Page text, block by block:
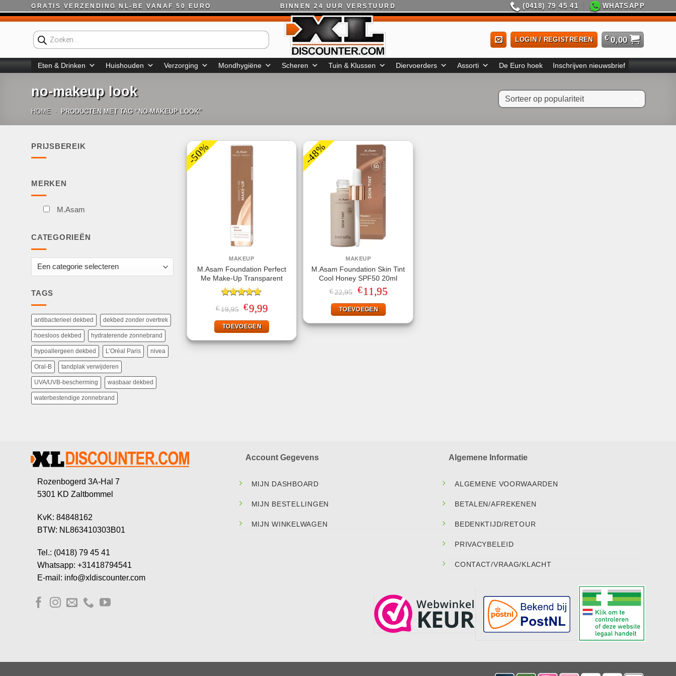
naar
GRATIS VERZENDING NL-BE VANAF 50 EURO BINNEN 24 UUR VERSTUURD (0418) 79 45 41 WHATSAPP
Producten
zoeken
LOGIN / REGISTREREN € 0,00
Eten & Drinken Huishouden Verzorging Mondhygiëne Scheren Tuin & Klussen Diervoerders Assorti De Euro hoek Inschrijven nieuwsbrief
no-makeup look
HOME - PRODUCTEN MET TAG “NO-MAKEUP LOOK”
PRIJSBEREIK
MERKEN
M.Asam
CATEGORIEËN
TAGS
antibacterieel dekbed dekbed zonder overtrek
hoesloos dekbed hydraterende zonnebrand
hypoallergeen dekbed L’Oréal Paris nivea
Oral-B tandplak verwijderen
UVA/UVB-bescherming wasbaar dekbed
waterbestendige zonnebrand
-50%
MAKEUP
M.Asam Foundation Perfect
Me Make-Up Transparent
Gewaardeerd
4.67uit 5
€19,95 Oorspronkelijke
prijs
was:
€19,95.
€9,99Huidige
prijs
is:
€9,99.
TOEVOEGEN
-48%
MAKEUP
M.Asam Foundation Skin Tint
Cool Honey SPF50 20ml
€22,95
Oorspronkelijke
prijs
was:
€22,95.
€ 11,95Huidige
prijs
is:
TOEVOEGEN
Rozenbogerd 3A-Hal 7
5301 KD Zaltbommel
KvK: 84848162
BTW: NL863410303B01
Tel.: (0418) 79 45 41
Whatsapp: +31418794541
E-mail: info@xldiscounter.com
Account Gegevens
MIJN DASHBOARD
MIJN BESTELLINGEN
MIJN WINKELWAGEN
Algemene Informatie
ALGEMENE VOORWAARDEN
BETALEN/AFREKENEN
BEDENKTIJD/RETOUR
PRIVACYBELEID
CONTACT/VRAAG/KLACHT